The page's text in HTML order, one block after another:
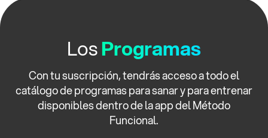
LosProgramas
Con tu suscripción, tendrás acceso a todo el
catálogo de programas para sanar y para entrenar
disponibles dentro de la app del Método
Funcional.